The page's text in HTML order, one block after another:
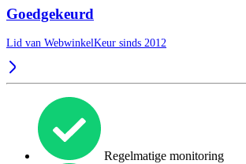
Goedgekeurd
Lid van WebwinkelKeur sinds 2012
Regelmatige monitoring